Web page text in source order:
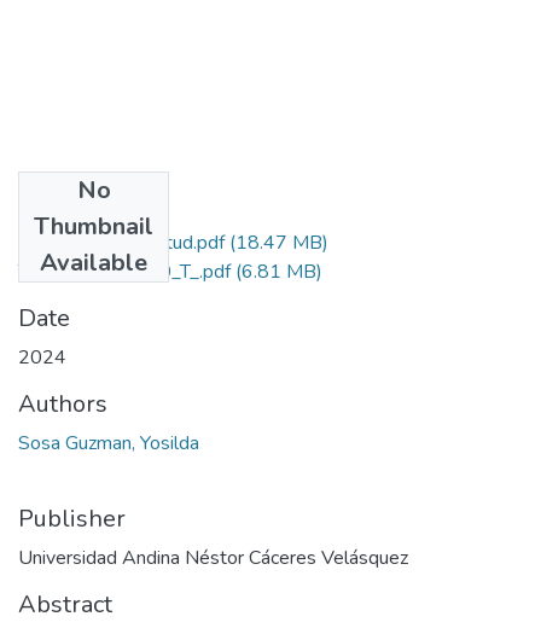
No
Thumbnail
Available
Grado de Similitud.pdf(18.47 MB)
T036_46189330_T_.pdf(6.81 MB)
Date
2024
Authors
Sosa Guzman, Yosilda
Publisher
Universidad Andina Néstor Cáceres Velásquez
Abstract